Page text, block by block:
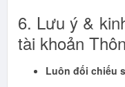
6. Lưu ý &
tài khoản
Luôn đối chiếu